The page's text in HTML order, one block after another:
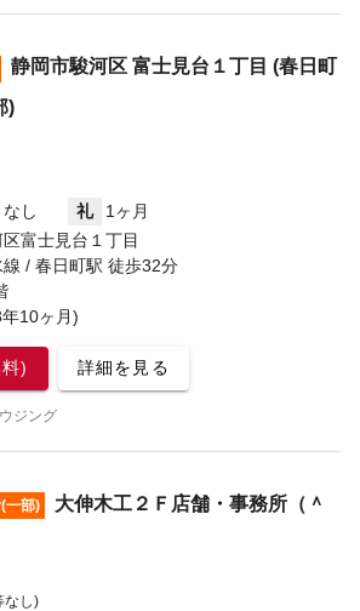
静岡市駿河区 富士見台１丁目 (春日町
)
なし 礼
1ヶ月
富士見台１丁目
/ 春日町駅 徒歩32分
10ヶ月)
) 詳細を見る
ジング
一部)
大伸木工２Ｆ店舗・事務所（＾
なし)